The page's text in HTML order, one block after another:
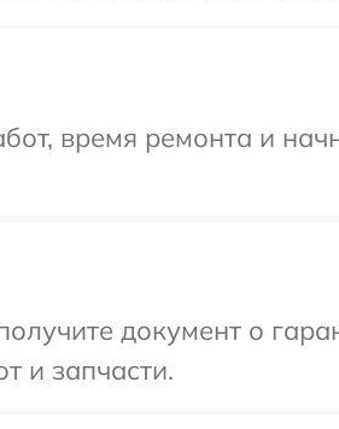
время ремонта и
документ о
и запчасти.